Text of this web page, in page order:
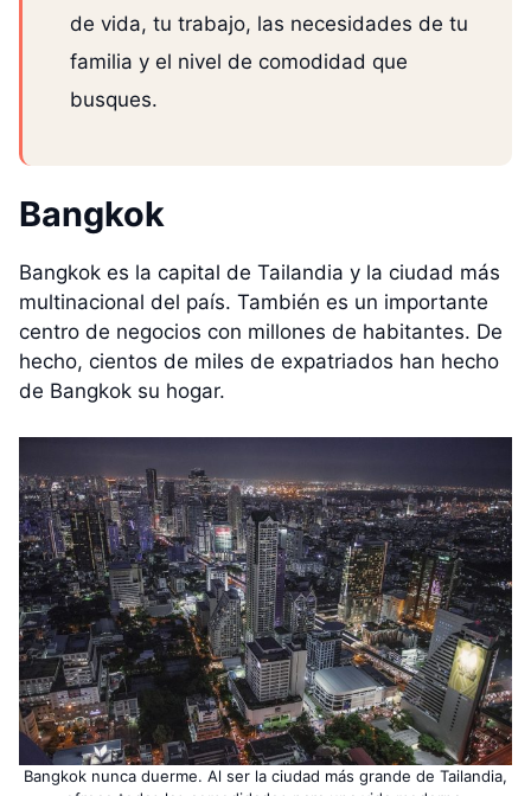
de vida, tu trabajo, las necesidades de tu
familia y el nivel de comodidad que
busques.
Bangkok
Bangkok es la capital de Tailandia y la ciudad más
multinacional del país. También es un importante
centro de negocios con millones de habitantes. De
hecho, cientos de miles de expatriados han hecho
de Bangkok su hogar.
Bangkok nunca duerme. Al ser la ciudad más grande de Tailandia,